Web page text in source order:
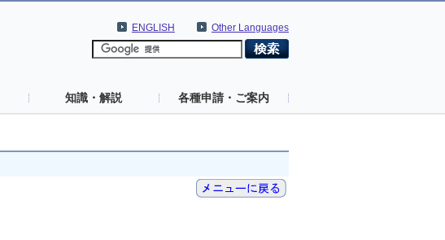
Other Languages
ENGLISH
知識・解説 各種申請・ご案内